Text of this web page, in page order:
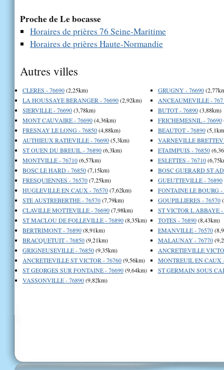
Proche de Le bocasse
Horaires de prières 76 Seine-Maritime
Horaires de prières Haute-Normandie
Autres villes
CLERES - 76690(2,25km)
LA HOUSSAYE BERANGER - 76690(2,92km)
SIERVILLE - 76690(3,78km)
MONT CAUVAIRE - 76690(4,36km)
FRESNAY LE LONG - 76850(4,88km)
AUTHIEUX RATIEVILLE - 76690(5,3km)
ST OUEN DU BREUIL - 76890(6,3km)
MONTVILLE - 76710(6,57km)
BOSC LE HARD - 76850(7,15km)
FRESQUIENNES - 76570(7,25km)
HUGLEVILLE EN CAUX - 76570(7,62km)
STE AUSTREBERTHE - 76570(7,79km)
CLAVILLE MOTTEVILLE - 76690(7,98km)
ST MACLOU DE FOLLEVILLE - 76890(8,35km)
BERTRIMONT - 76890(8,91km)
BRACQUETUIT - 76850(9,21km)
GRIGNEUSEVILLE - 76850(9,35km)
ANCRETIEVILLE ST VICTOR - 76760(9,56km)
ST GEORGES SUR FONTAINE - 76690(9,64km)
VASSONVILLE - 76890(9,82km)
GRUGNY - 76690
ANCEAUMEVILLE -
BUTOT - 76890(3,88km)
FRICHEMESNIL - 76690
BEAUTOT - 76890
VARNEVILLE
ETAIMPUIS - 76850
ESLETTES - 76710
BOSC GUERARD ST
GUEUTTEVILLE - 76890
FONTAINE LE BOURG -
GOUPILLIERES - 76570
ST VICTOR L ABBAYE -
TOTES - 76890(8,43km)
EMANVILLE - 76570
MALAUNAY - 76770
ANCRETIEVILLE
MONTREUIL EN CAUX
ST GERMAIN SOUS